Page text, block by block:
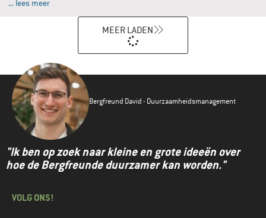
... lees meer
MEER LADEN
Bergfreund David - Duurzaamheidsmanagement
"Ik ben op zoek naar kleine en grote ideeën over
hoe de Bergfreunde duurzamer kan worden."
VOLG ONS!